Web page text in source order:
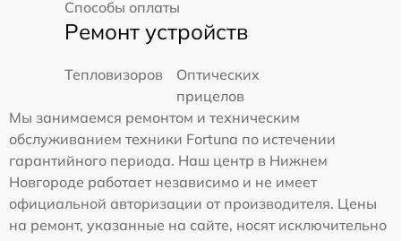
Способы оплаты
Ремонт устройств
Тепловизоров
Оптических
прицелов
Мы занимаемся ремонтом и техническим
обслуживанием техники Fortuna по истечении
гарантийного периода. Наш центр в Нижнем
Новгороде работает независимо и не имеет
официальной авторизации от производителя. Цены
на ремонт, указанные на сайте, носят исключительно